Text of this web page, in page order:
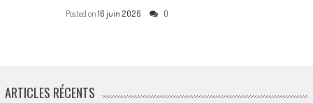
Posted on 16 juin 2026 0
ARTICLES RÉCENTS